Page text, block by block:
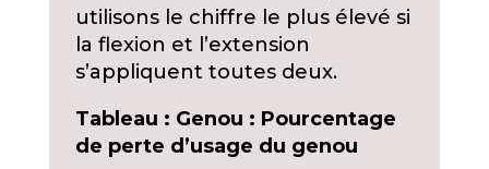
utilisons le chiffre le plus élevé si
la flexion et l’extension
s’appliquent toutes deux.
Tableau : Genou : Pourcentage
de perte d’usage du genou